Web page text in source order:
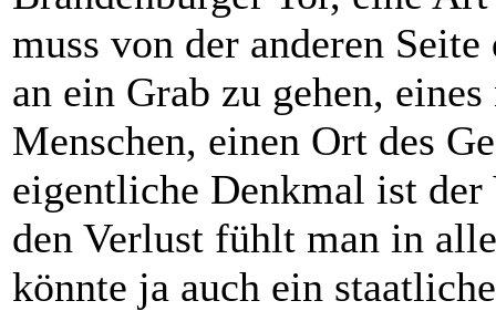
muss von der anderen
an ein Grab zu gehen,
Menschen, einen Ort des
eigentliche Denkmal ist
den Verlust fühlt man in
könnte ja auch ein